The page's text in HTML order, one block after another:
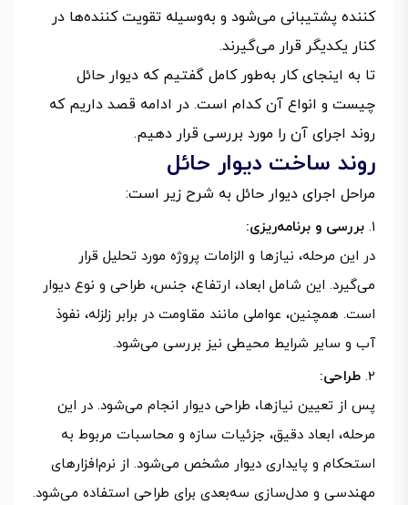
کننده پشتیبانی می‌شود و به‌وسیله تقویت کننده‌ها در
کنار یکدیگر قرار می‌گیرند.
تا به اینجای کار به‌طور کامل گفتیم که دیوار حائل
چیست و انواع آن کدام است. در ادامه قصد داریم که
روند اجرای آن را مورد بررسی قرار دهیم.
روند ساخت دیوار حائل
مراحل اجرای دیوار حائل به شرح زیر است:
بررسی و برنامه‌ریزی:
در این مرحله، نیازها و الزامات پروژه مورد تحلیل قرار
می‌گیرد. این شامل ابعاد، ارتفاع، جنس، طراحی و نوع دیوار
است. همچنین، عواملی مانند مقاومت در برابر زلزله، نفوذ
آب و سایر شرایط محیطی نیز بررسی می‌شود.
طراحی:
پس از تعیین نیازها، طراحی دیوار انجام می‌شود. در این
مرحله، ابعاد دقیق، جزئیات سازه و محاسبات مربوط به
استحکام و پایداری دیوار مشخص می‌شود. از نرم‌افزارهای
مهندسی و مدل‌سازی سه‌بعدی برای طراحی استفاده می‌شود.